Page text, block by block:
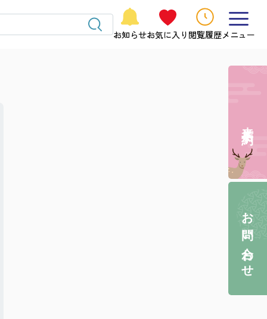
お知らせお気に入り 閲覧履歴メニュー
お問い合わせ